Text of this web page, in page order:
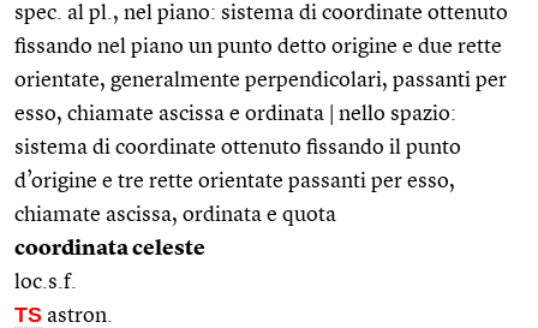
spec. al pl., nel piano: sistema di coordinate ottenuto
fissando nel piano un punto detto origine e due rette
orientate, generalmente perpendicolari, passanti per
esso, chiamate ascissa e ordinata | nello spazio:
sistema di coordinate ottenuto fissando il punto
d’origine e tre rette orientate passanti per esso,
chiamate ascissa, ordinata e quota
coordinata celeste
loc.s.f.
TS astron.